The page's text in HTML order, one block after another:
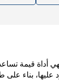
أداة قيمة